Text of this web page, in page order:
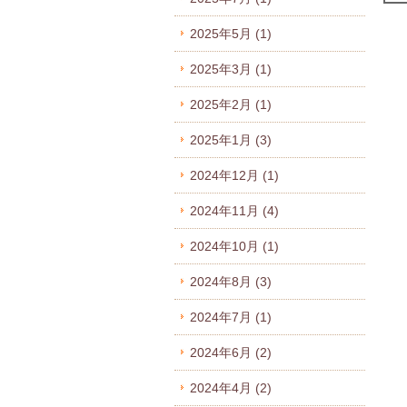
2025年5月 (1)
2025年3月 (1)
2025年2月 (1)
2025年1月 (3)
2024年12月 (1)
2024年11月 (4)
2024年10月 (1)
2024年8月 (3)
2024年7月 (1)
2024年6月 (2)
2024年4月 (2)